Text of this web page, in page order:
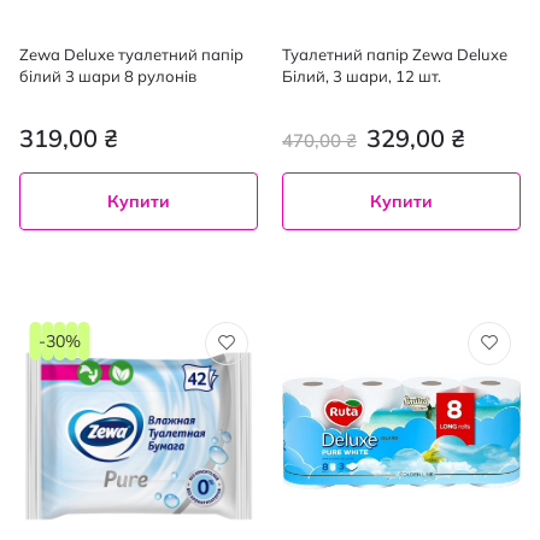
Zewa Deluxe туалетний папір
білий 3 шари 8 рулонів
319,00 ₴
Купити
Туалетний папір Zewa Deluxe
Білий, 3 шари, 12 шт.
329,00 ₴
470,00 ₴
Купити
-30%